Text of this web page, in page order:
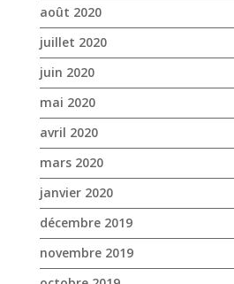
août 2020
juillet 2020
juin 2020
mai 2020
avril 2020
mars 2020
janvier 2020
décembre 2019
novembre 2019